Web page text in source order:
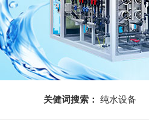
关健词搜索： 纯水设备